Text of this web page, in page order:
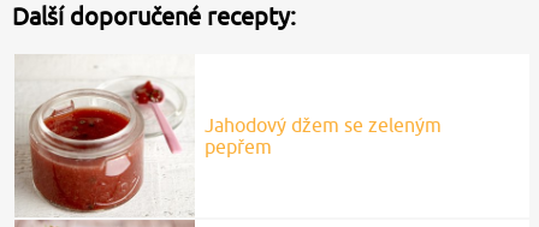
Další doporučené recepty:
Jahodový džem se zeleným
pepřem